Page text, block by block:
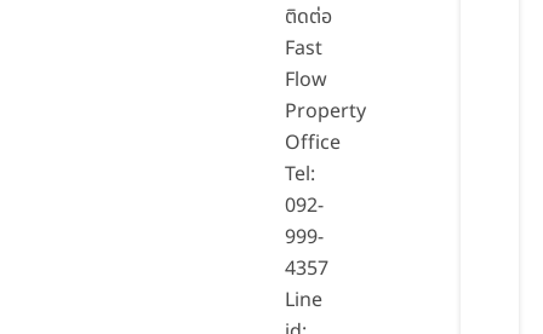
ติดต่อ
Fast
Flow
Property
Office
Tel:
092-
999-
4357
Line